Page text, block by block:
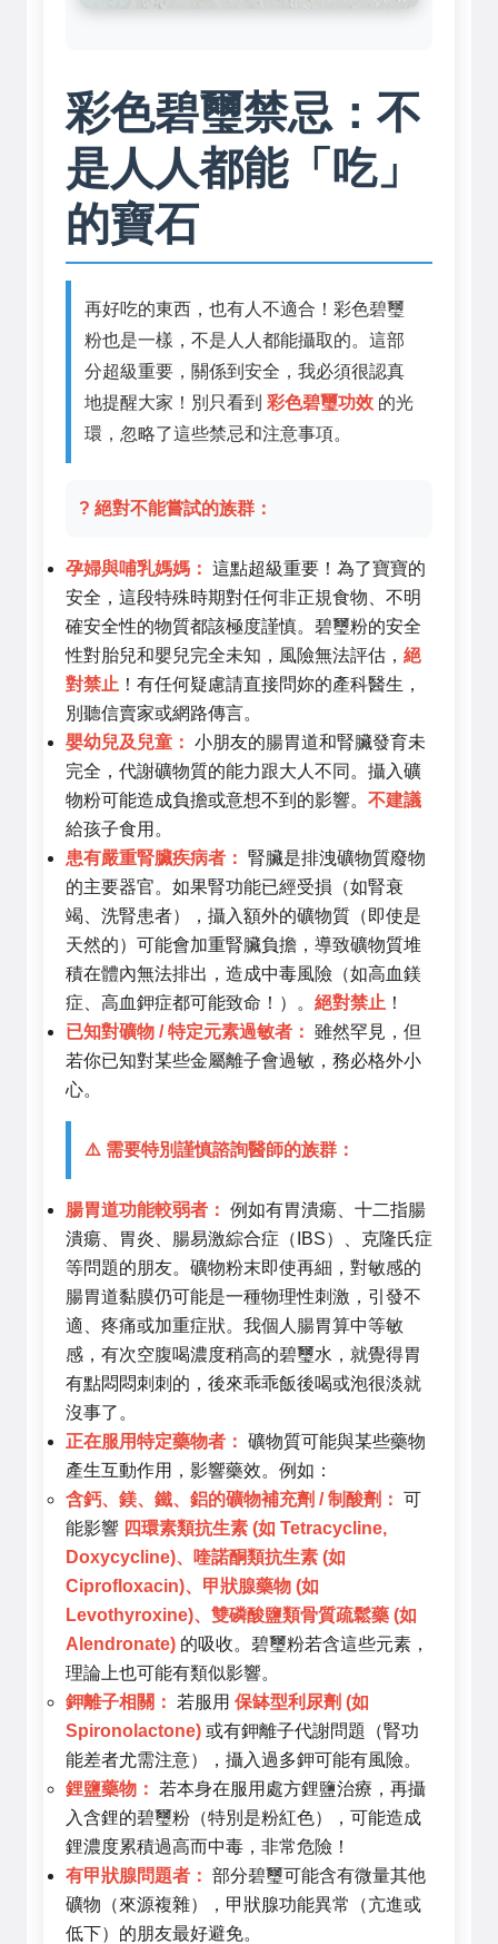
彩色碧璽禁忌：不
是人人都能「吃」
的寶石
再好吃的東西，也有人不適合！彩色碧璽
粉也是一樣，不是人人都能攝取的。這部
分超級重要，關係到安全，我必須很認真
地提醒大家！別只看到 彩色碧璽功效 的光
環，忽略了這些禁忌和注意事項。
? 絕對不能嘗試的族群：
孕婦與哺乳媽媽： 這點超級重要！為了寶寶的
安全，這段特殊時期對任何非正規食物、不明
確安全性的物質都該極度謹慎。碧璽粉的安全
性對胎兒和嬰兒完全未知，風險無法評估， 絕
對禁止 ！有任何疑慮請直接問妳的產科醫生，
別聽信賣家或網路傳言。
嬰幼兒及兒童： 小朋友的腸胃道和腎臟發育未
完全，代謝礦物質的能力跟大人不同。攝入礦
物粉可能造成負擔或意想不到的影響。 不建議
給孩子食用。
患有嚴重腎臟疾病者： 腎臟是排洩礦物質廢物
的主要器官。如果腎功能已經受損（如腎衰
竭、洗腎患者），攝入額外的礦物質（即使是
天然的）可能會加重腎臟負擔，導致礦物質堆
積在體內無法排出，造成中毒風險（如高血鎂
症、高血鉀症都可能致命！）。 絕對禁止 ！
已知對礦物 / 特定元素過敏者： 雖然罕見，但
若你已知對某些金屬離子會過敏，務必格外小
心。
⚠️ 需要特別謹慎諮詢醫師的族群：
腸胃道功能較弱者： 例如有胃潰瘍、十二指腸
潰瘍、胃炎、腸易激綜合症（IBS）、克隆氏症
等問題的朋友。礦物粉末即使再細，對敏感的
腸胃道黏膜仍可能是一種物理性刺激，引發不
適、疼痛或加重症狀。我個人腸胃算中等敏
感，有次空腹喝濃度稍高的碧璽水，就覺得胃
有點悶悶刺刺的，後來乖乖飯後喝或泡很淡就
沒事了。
正在服用特定藥物者： 礦物質可能與某些藥物
產生互動作用，影響藥效。例如：
含鈣、鎂、鐵、鋁的礦物補充劑 / 制酸劑： 可
能影響 四環素類抗生素 (如 Tetracycline,
Doxycycline)、喹諾酮類抗生素 (如
Ciprofloxacin)、甲狀腺藥物 (如
Levothyroxine)、雙磷酸鹽類骨質疏鬆藥 (如
Alendronate) 的吸收。碧璽粉若含這些元素，
理論上也可能有類似影響。
鉀離子相關：
若服用 保缽型利尿劑 (如
Spironolactone) 或有鉀離子代謝問題（腎功
能差者尤需注意），攝入過多鉀可能有風險。
鋰鹽藥物：
若本身在服用處方鋰鹽治療，再攝
入含鋰的碧璽粉（特別是粉紅色），可能造成
鋰濃度累積過高而中毒，非常危險！
有甲狀腺問題者： 部分碧璽可能含有微量其他
礦物（來源複雜），甲狀腺功能異常（亢進或
低下）的朋友最好避免。